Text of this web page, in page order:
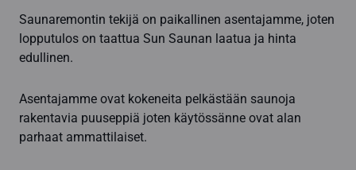
Saunaremontin tekijä on paikallinen asentajamme, joten
lopputulos on taattua Sun Saunan laatua ja hinta
edullinen.
Asentajamme ovat kokeneita pelkästään saunoja
rakentavia puuseppiä joten käytössänne ovat alan
parhaat ammattilaiset.